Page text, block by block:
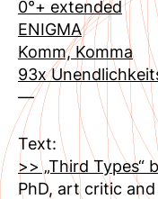
0°+ extended
ENIGMA
Komm, Komma
93x
—
Text:
>> „Third Types“
PhD, art critic